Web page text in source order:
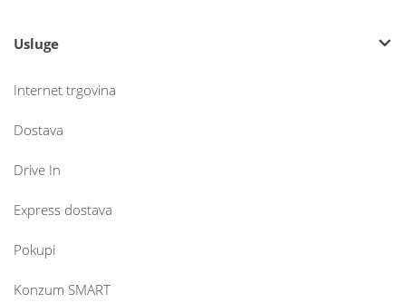
Usluge
Internet trgovina
Dostava
Drive In
Express dostava
Pokupi
Konzum SMART